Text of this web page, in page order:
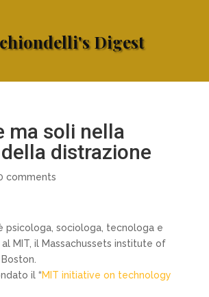
Digest
ma soli nella
distrazione
comments
psicologa, sociologa, tecnologa e
MIT, il Massachussets institute of
il “MIT initiative on technology